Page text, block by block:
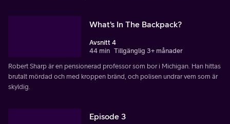
What's In The Backpack?
Avsnitt 4
44 min Tillgänglig 3+ månader
Robert Sharp är en pensionerad professor som bor i Michigan. Han hittas
brutalt mördad och med kroppen bränd, och polisen undrar vem som är
skyldig.
Episode 3